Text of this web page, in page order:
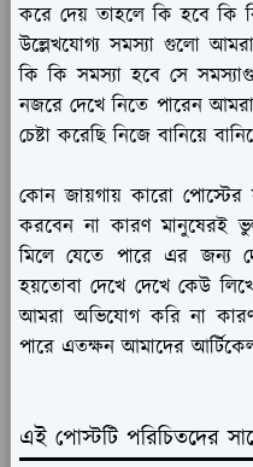
করে দেয় তাহলে কি হবে কি
উল্লেখযোগ্য সমস্যা গুলো
কি কি সমস্যা হবে সে
নজরে দেখে নিতে পারেন
চেষ্টা করেছি নিজে বানিয়ে
কোন জায়গায় কারো পোস্টের
করবেন না কারণ
মিলে যেতে পারে এর জন্য
হয়তোবা দেখে দেখে কেউ
আমরা অভিযোগ করি না
পারে এতক্ষন আমাদের
এই পোস্টটি পরিচিতদের